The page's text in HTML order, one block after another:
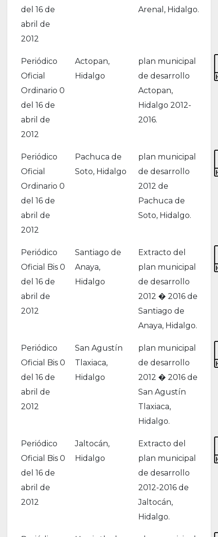
del 16 de
abril de
2012
Arenal, Hidalgo.
Periódico
Oficial
Ordinario 0
del 16 de
abril de
2012
Actopan,
Hidalgo
plan municipal
de desarrollo
Actopan,
Hidalgo 2012-
2016.
Periódico
Oficial
Ordinario 0
del 16 de
abril de
2012
Pachuca de
Soto, Hidalgo
plan municipal
de desarrollo
2012 de
Pachuca de
Soto, Hidalgo.
Periódico
Oficial Bis 0
del 16 de
abril de
2012
Santiago de
Anaya,
Hidalgo
Extracto del
plan municipal
de desarrollo
2012 � 2016 de
Santiago de
Anaya, Hidalgo.
Periódico
Oficial Bis 0
del 16 de
abril de
2012
San Agustín
Tlaxiaca,
Hidalgo
plan municipal
de desarrollo
2012 � 2016 de
San Agustín
Tlaxiaca,
Hidalgo.
Periódico
Oficial Bis 0
del 16 de
abril de
2012
Jaltocán,
Hidalgo
Extracto del
plan municipal
de desarrollo
2012-2016 de
Jaltocán,
Hidalgo.